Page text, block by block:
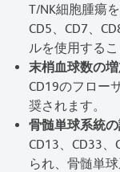
T/NK細胞腫瘍
CD5、CD7、
ルを使用する
末梢血球数の増
CD19のフロー
奨されます。
骨髄単球系統の
CD13、CD33
られ、骨髄単